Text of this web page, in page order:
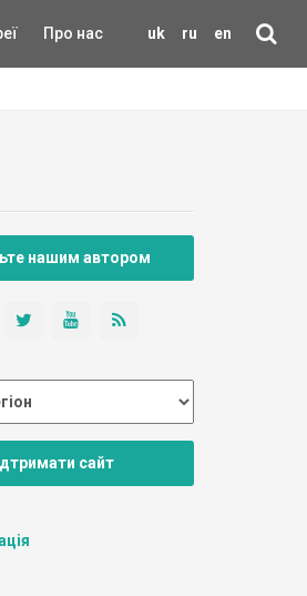
uk ru en
Про нас
нашим автором
сайт